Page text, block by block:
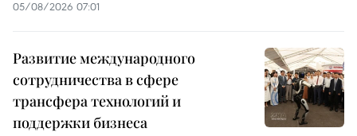
05/08/2026 07:01
Развитие международного
сотрудничества в сфере
трансфера технологий и
поддержки бизнеса